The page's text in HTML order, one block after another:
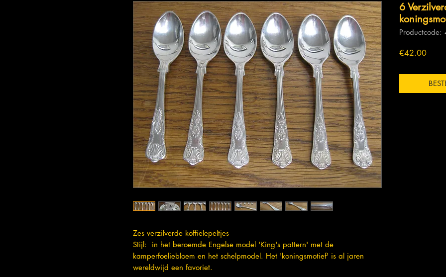
Zes verzilverde koffielepeltjes
Stijl: in het beroemde Engelse model 'King's pattern' met de
kamperfoeliebloem en het schelpmodel. Het 'koningsmotief' is al jaren
wereldwijd een favoriet.
6
Productcode:
€42.00Prijs